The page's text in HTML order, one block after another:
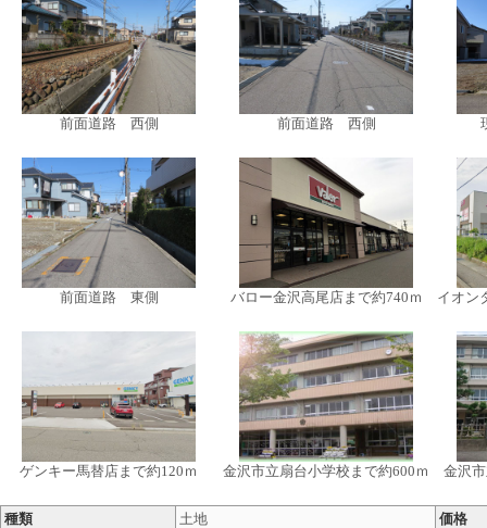
前面道路 西側 前面道路 西側
前面道路 東側 バロー金沢高尾店まで約740ｍ イオン
ゲンキー馬替店まで約120ｍ 金沢市立扇台小学校まで約600ｍ 金沢
種類 土地
価格